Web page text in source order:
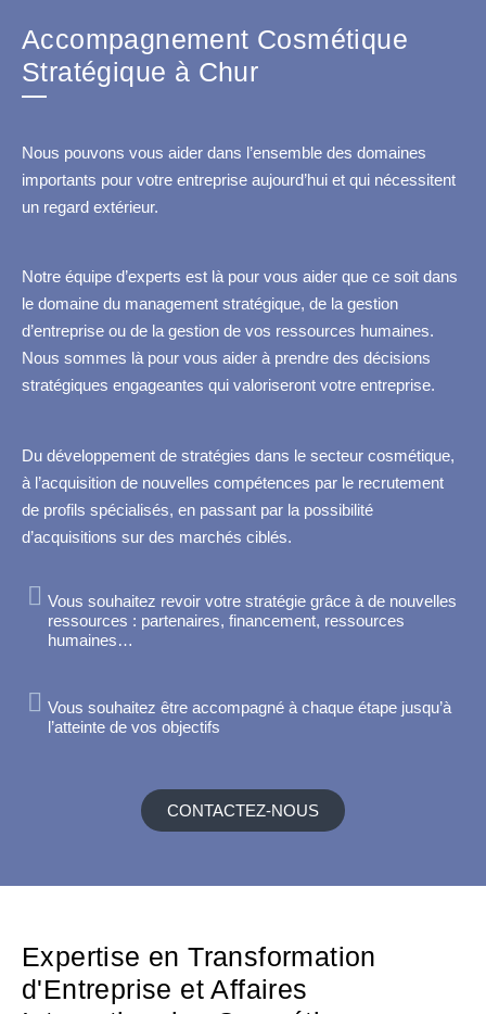
Accompagnement Cosmétique
Stratégique à Chur
Nous pouvons vous aider dans l’ensemble des domaines
importants pour votre entreprise aujourd’hui et qui nécessitent
un regard extérieur.
Notre équipe d’experts est là pour vous aider que ce soit dans
le domaine du management stratégique, de la gestion
d’entreprise ou de la gestion de vos ressources humaines.
Nous sommes là pour vous aider à prendre des décisions
stratégiques engageantes qui valoriseront votre entreprise.
Du développement de stratégies dans le secteur cosmétique,
à l’acquisition de nouvelles compétences par le recrutement
de profils spécialisés, en passant par la possibilité
d’acquisitions sur des marchés ciblés.
Vous souhaitez revoir votre stratégie grâce à de nouvelles
ressources : partenaires, financement, ressources
humaines…
Vous souhaitez être accompagné à chaque étape jusqu’à
l’atteinte de vos objectifs
CONTACTEZ-NOUS
Expertise en Transformation
d'Entreprise et Affaires